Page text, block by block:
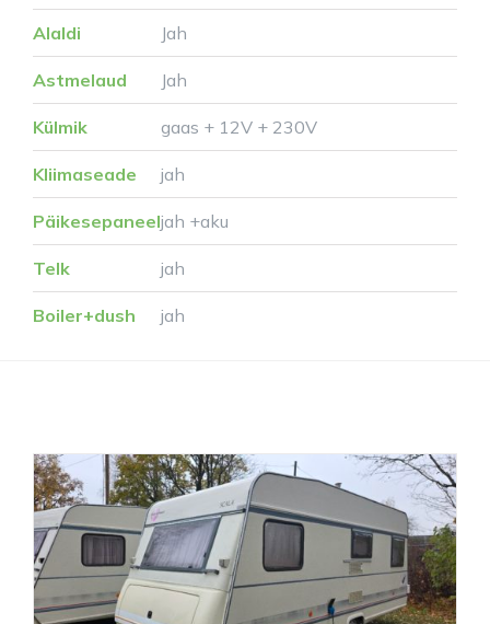
Alaldi Jah
Astmelaud Jah
Külmik gaas + 12V + 230V
Kliimaseade jah
Päikesepaneeljah +aku
Telk jah
Boiler+dush jah